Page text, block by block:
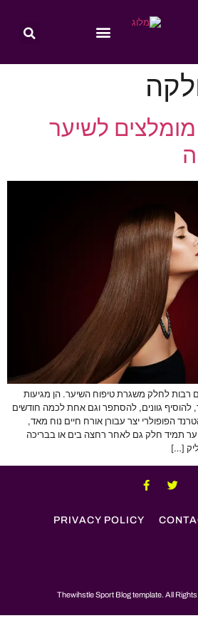
מומלצים לשיער
לחלק משגרת טיפוח השיער. הן מגיעות
גוונים, להסתפר וגם אחת לכמה חודשים
הפופולרי יצר עבורן אורח חיים נוח מאד,
תמיד חלק גם לאחר רחצה בים או בבריכה
[…]
PRIVACY POLICY